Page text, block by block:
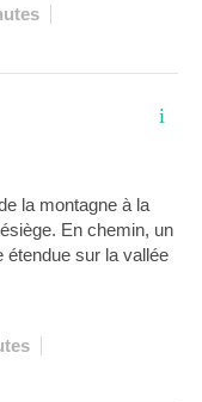
i
la montagne à la
En chemin, un
étendue sur la vallée